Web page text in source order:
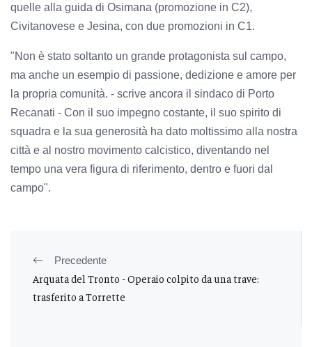
quelle alla guida di Osimana (promozione in C2),
Civitanovese e Jesina, con due promozioni in C1.
"Non è stato soltanto un grande protagonista sul campo,
ma anche un esempio di passione, dedizione e amore per
la propria comunità. - scrive ancora il sindaco di Porto
Recanati - Con il suo impegno costante, il suo spirito di
squadra e la sua generosità ha dato moltissimo alla nostra
città e al nostro movimento calcistico, diventando nel
tempo una vera figura di riferimento, dentro e fuori dal
campo".
Precedente
Arquata del Tronto - Operaio colpito da una trave:
trasferito a Torrette